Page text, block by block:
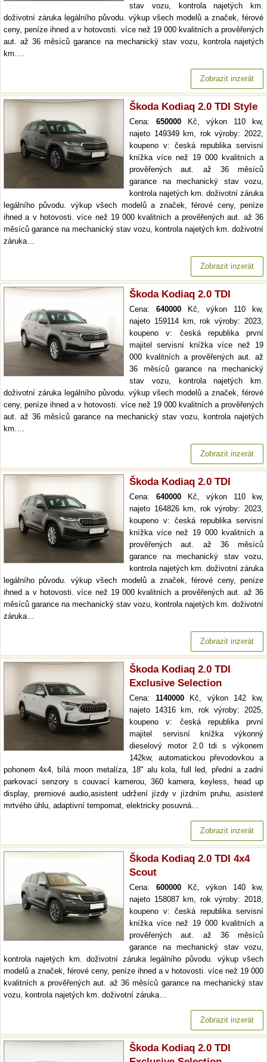
stav vozu, kontrola najetých km.
doživotní záruka legálního původu. výkup všech modelů a značek, férové
ceny, peníze ihned a v hotovosti. více než 19 000 kvalitních a prověřených
aut. až 36 měsíců garance na mechanický stav vozu, kontrola najetých
km.…
Zobrazit inzerát
Škoda Kodiaq 2.0 TDI Style
Cena: 650000 Kč, výkon 110 kw,
najeto 149349 km, rok výroby: 2022,
koupeno v: česká republika servisní
knížka více než 19 000 kvalitních a
prověřených aut. až 36 měsíců
garance na mechanický stav vozu,
kontrola najetých km. doživotní záruka
legálního původu. výkup všech modelů a značek, férové ceny, peníze
ihned a v hotovosti. více než 19 000 kvalitních a prověřených aut. až 36
měsíců garance na mechanický stav vozu, kontrola najetých km. doživotní
záruka…
Zobrazit inzerát
Škoda Kodiaq 2.0 TDI
Cena: 640000 Kč, výkon 110 kw,
najeto 159114 km, rok výroby: 2023,
koupeno v: česká republika první
majitel servisní knížka více než 19
000 kvalitních a prověřených aut. až
36 měsíců garance na mechanický
stav vozu, kontrola najetých km.
doživotní záruka legálního původu. výkup všech modelů a značek, férové
ceny, peníze ihned a v hotovosti. více než 19 000 kvalitních a prověřených
aut. až 36 měsíců garance na mechanický stav vozu, kontrola najetých
km.…
Zobrazit inzerát
Škoda Kodiaq 2.0 TDI
Cena: 640000 Kč, výkon 110 kw,
najeto 164826 km, rok výroby: 2023,
koupeno v: česká republika servisní
knížka více než 19 000 kvalitních a
prověřených aut. až 36 měsíců
garance na mechanický stav vozu,
kontrola najetých km. doživotní záruka
legálního původu. výkup všech modelů a značek, férové ceny, peníze
ihned a v hotovosti. více než 19 000 kvalitních a prověřených aut. až 36
měsíců garance na mechanický stav vozu, kontrola najetých km. doživotní
záruka…
Zobrazit inzerát
Škoda Kodiaq 2.0 TDI
Exclusive Selection
Cena: 1140000Kč, výkon 142 kw,
najeto 14316 km, rok výroby: 2025,
koupeno v: česká republika první
majitel servisní knížka výkonný
dieselový motor 2.0 tdi s výkonem
142kw, automatickou převodovkou a
pohonem 4x4, bílá moon metalíza, 18" alu kola, full led, přední a zadní
parkovací senzory s couvací kamerou, 360 kamera, keyless, head up
display, premiové audio,asistent udržení jízdy v jízdním pruhu, asistent
mrtvého úhlu, adaptivní tempomat, elektricky posuvná…
Zobrazit inzerát
Škoda Kodiaq 2.0 TDI 4x4
Scout
Cena: 600000Kč, výkon 140 kw,
najeto 158087 km, rok výroby: 2018,
koupeno v: česká republika servisní
knížka více než 19 000 kvalitních a
prověřených aut. až 36 měsíců
garance na mechanický stav vozu,
kontrola najetých km. doživotní záruka legálního původu. výkup všech
modelů a značek, férové ceny, peníze ihned a v hotovosti. více než 19 000
kvalitních a prověřených aut. až 36 měsíců garance na mechanický stav
vozu, kontrola najetých km. doživotní záruka…
Zobrazit inzerát
Škoda Kodiaq 2.0 TDI